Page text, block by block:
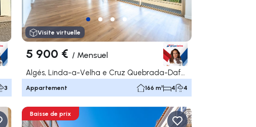
3
Visite virtuelle
5 900 € / Mensuel
Algés, Linda-a-Velha e Cruz Quebrada-Dafundo, Oeiras
Appartement 166 m² 4 4
Baisse de prix